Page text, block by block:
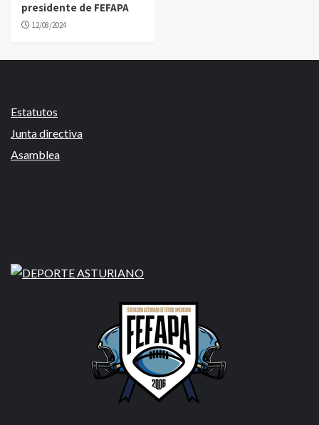
presidente de FEFAPA
12/08/2024
Estatutos
Junta directiva
Asamblea